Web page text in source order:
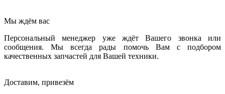
Мы ждём вас
Персональный менеджер уже ждёт Вашего звонка или
сообщения. Мы всегда рады помочь Вам с подбором
качественных запчастей для Вашей техники.
Доставим, привезём